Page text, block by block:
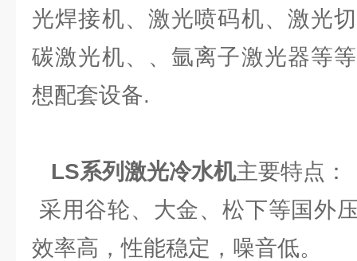
光焊接机、激光喷码机、激光
碳激光机、、氩离子激光器等
想配套设备.
LS系列激光冷水机主要特点：
采用谷轮、大金、松下等国外
效率高，性能稳定，噪音低。